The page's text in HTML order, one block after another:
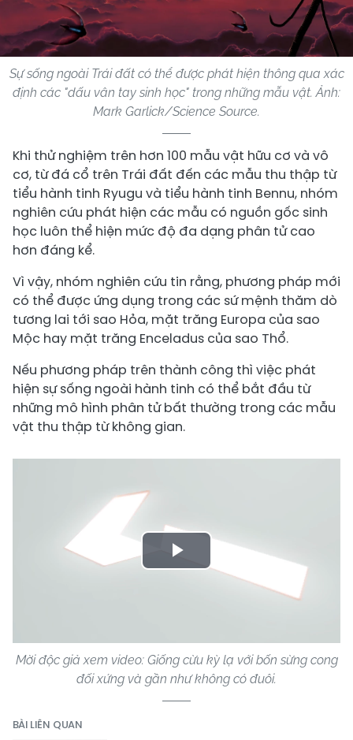
Sự sống ngoài Trái đất có thể được phát hiện thông qua xác
định các "dấu vân tay sinh học" trong những mẫu vật. Ảnh:
Mark Garlick/Science Source.
Khi thử nghiệm trên hơn 100 mẫu vật hữu cơ và vô
cơ, từ đá cổ trên Trái đất đến các mẫu thu thập từ
tiểu hành tinh Ryugu và tiểu hành tinh Bennu, nhóm
nghiên cứu phát hiện các mẫu có nguồn gốc sinh
học luôn thể hiện mức độ đa dạng phân tử cao
hơn đáng kể.
Vì vậy, nhóm nghiên cứu tin rằng, phương pháp mới
có thể được ứng dụng trong các sứ mệnh thăm dò
tương lai tới sao Hỏa, mặt trăng Europa của sao
Mộc hay mặt trăng Enceladus của sao Thổ.
Nếu phương pháp trên thành công thì việc phát
hiện sự sống ngoài hành tinh có thể bắt đầu từ
những mô hình phân tử bất thường trong các mẫu
vật thu thập từ không gian.
Play
Mời độc giả xem video: Giống cừu kỳ lạ với bốn sừng cong
đối xứng và gần như không có đuôi.
BÀI LIÊN QUAN